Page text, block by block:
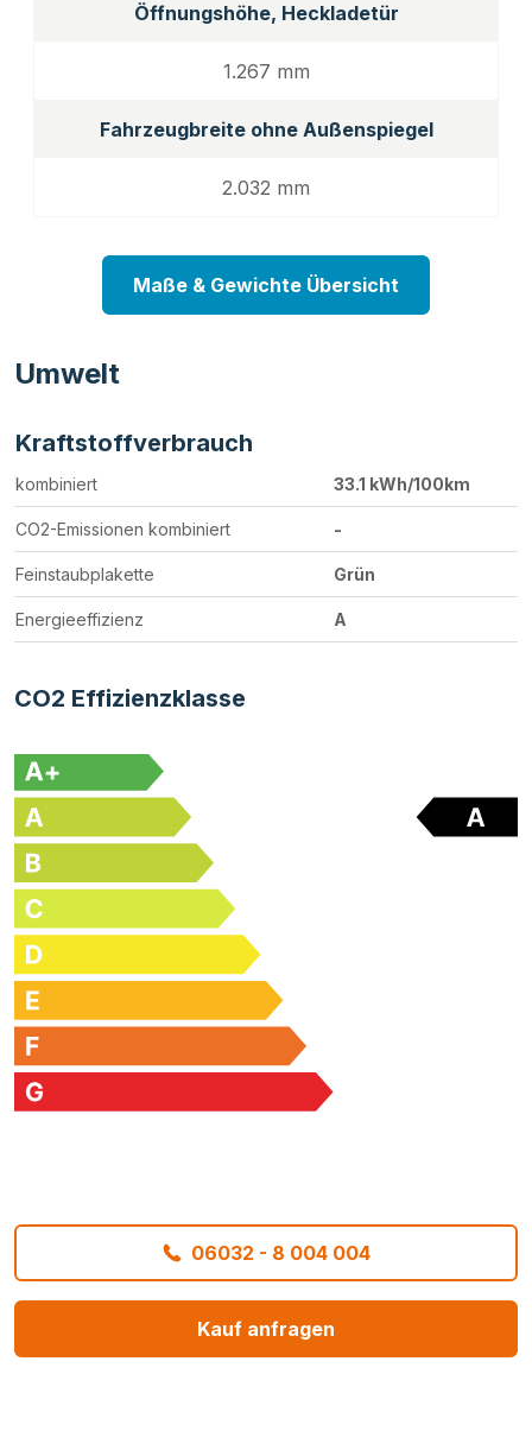
Öffnungshöhe, Heckladetür
1.267 mm
Fahrzeugbreite ohne Außenspiegel
2.032 mm
Maße & Gewichte Übersicht
Umwelt
Kraftstoffverbrauch
kombiniert 33.1 kWh/100km
CO2-Emissionen kombiniert -
Feinstaubplakette Grün
Energieeffizienz A
CO2 Effizienzklasse
06032 - 8 004 004
Kauf anfragen